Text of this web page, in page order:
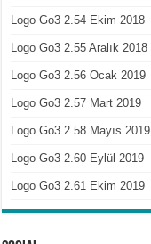
Logo Go3 2.54 Ekim 2018
Logo Go3 2.55 Aralık 2018
Logo Go3 2.56 Ocak 2019
Logo Go3 2.57 Mart 2019
Logo Go3 2.58 Mayıs 2019
Logo Go3 2.60 Eylül 2019
Logo Go3 2.61 Ekim 2019